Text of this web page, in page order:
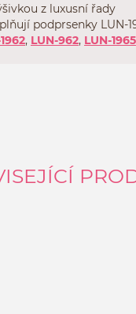
z luxusní řady
podprsenky LUN-
, LUN-962, LUN-1965